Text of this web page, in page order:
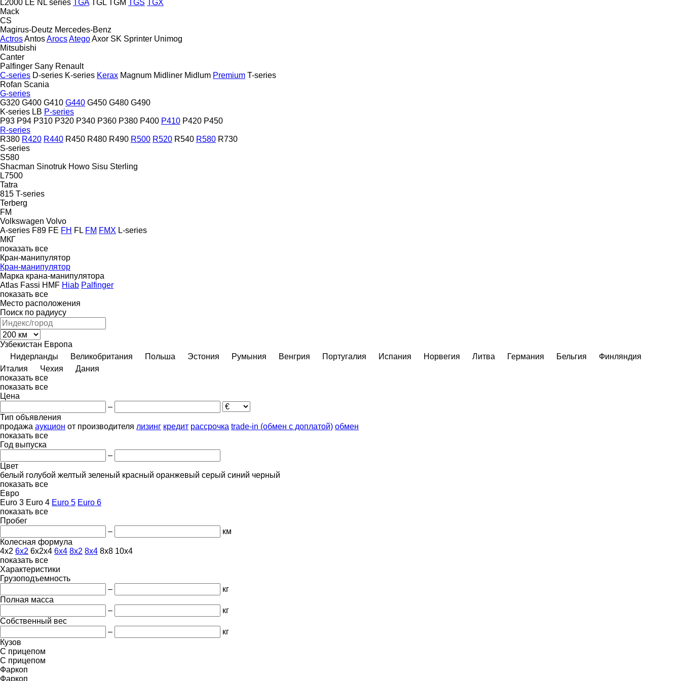
L2000 LE NL series TGA TGL TGM TGS
TGX
Mack
CS
Magirus-Deutz Mercedes-Benz
ActrosAntosArocsAtegoAxor SK Sprinter Unimog
Mitsubishi
Canter
Palfinger Sany Renault
C-series D-series K-series Kerax Magnum Midliner Midlum Premium T-series
Rofan Scania
G-series
G320 G400 G410 G440 G450 G480 G490
K-series LB P-series
P93 P94 P310 P320 P340 P360 P380 P400 P410 P420 P450
R-series
R380 R420 R440 R450 R480 R490 R500 R520 R540 R580 R730
S-series
S580
Shacman Sinotruk Howo Sisu Sterling
L7500
Tatra
815 T-series
Terberg
FM
Volkswagen Volvo
A-series F89 FE FH FL FM FMX L-series
МКГ
показать все
Кран-манипулятор
Кран-манипулятор
Марка крана-манипулятора
Atlas Fassi HMF Hiab Palfinger
показать все
Место расположения
Поиск по радиусу
Узбекистан Европа
Нидерланды
Великобритания Польша Эстония Румыния Венгрия Португалия Испания Норвегия Литва Германия Бельгия
Финляндия
Италия
Чехия
Дания
показать все
показать все
Цена
–
Тип объявления
продажа аукцион от производителя лизинг кредит рассрочка trade-in (обмен с доплатой) обмен
показать все
Год выпуска
–
Цвет
белый голубой желтый зеленый красный оранжевый серый синий черный
показать все
Евро
Euro 3 Euro 4 Euro 5 Euro 6
показать все
Пробег
–
км
Колесная формула
4x2 6x2 6x2x4 6x4 8x2 8x4 8x8 10x4
показать все
Характеристики
Грузоподъемность
–
кг
Полная масса
–
кг
Собственный вес
–
кг
Кузов
С прицепом
С прицепом
Фаркоп
Фаркоп